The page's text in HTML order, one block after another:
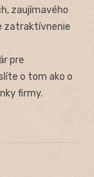
zaujímavého
zatraktívnenie
pre
o tom ako o
firmy.